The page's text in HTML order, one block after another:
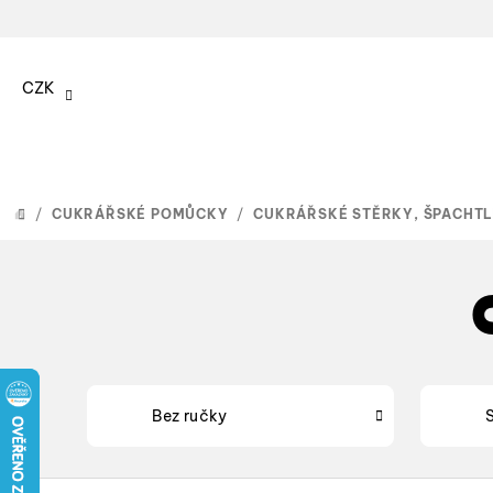
CZK
DOMŮ
/ CUKRÁŘSKÉ POMŮCKY / CUKRÁŘSKÉ STĚRKY,
Bez ručky